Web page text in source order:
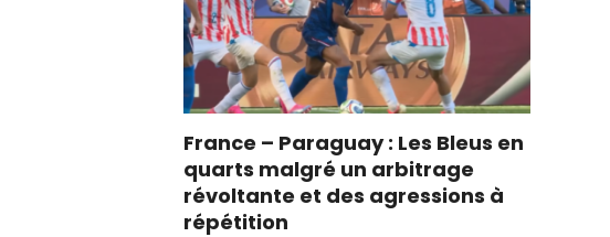
France – Paraguay : Les Bleus en
quarts malgré un arbitrage
révoltante et des agressions à
répétition